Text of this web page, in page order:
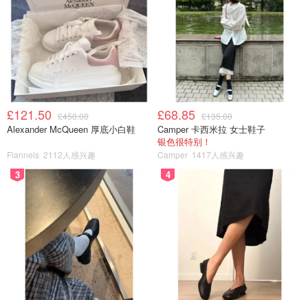
£121.50 £450.00
Alexander McQueen 厚底小白鞋
Flannels 2112人感兴趣
£68.85 £135.00
Camper 卡西米拉 女士鞋子
银色很特别！
Camper 1417人感兴趣
3 4